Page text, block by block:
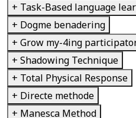
+ Task-Based language
+ Dogme benadering
+ Grow my-4ing
+ Shadowing Technique
+ Total Physical Response
+ Directe methode
+ Manesca Method